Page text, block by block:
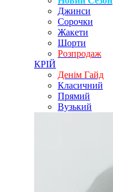
Джинси
Сорочки
Жакети
Шорти
Розпродаж
КРІЙ
Денім Гайд
Класичний
Прямий
Вузький